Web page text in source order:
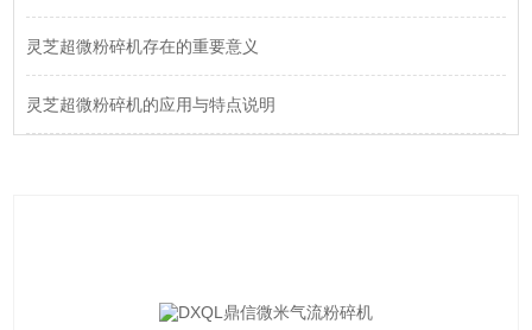
灵芝超微粉碎机存在的重要意义
灵芝超微粉碎机的应用与特点说明